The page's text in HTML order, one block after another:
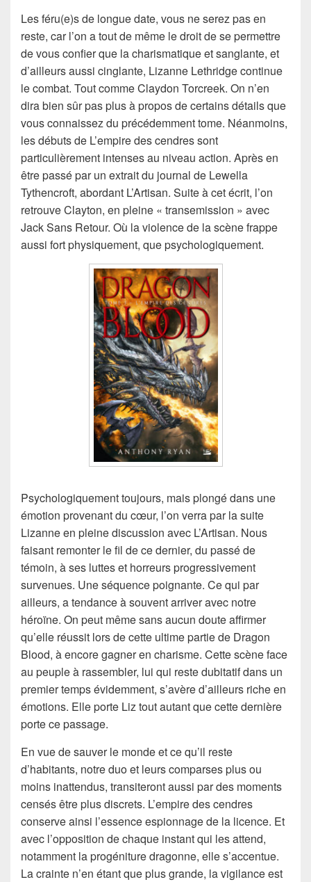
Les féru(e)s de longue date, vous ne serez pas en
reste, car l’on a tout de même le droit de se permettre
de vous confier que la charismatique et sanglante, et
d’ailleurs aussi cinglante, Lizanne Lethridge continue
le combat. Tout comme Claydon Torcreek. On n’en
dira bien sûr pas plus à propos de certains détails que
vous connaissez du précédemment tome. Néanmoins,
les débuts de L’empire des cendres sont
particulièrement intenses au niveau action. Après en
être passé par un extrait du journal de Lewella
Tythencroft, abordant L’Artisan. Suite à cet écrit, l’on
retrouve Clayton, en pleine « transemission » avec
Jack Sans Retour. Où la violence de la scène frappe
aussi fort physiquement, que psychologiquement.
Psychologiquement toujours, mais plongé dans une
émotion provenant du cœur, l’on verra par la suite
Lizanne en pleine discussion avec L’Artisan. Nous
faisant remonter le fil de ce dernier, du passé de
témoin, à ses luttes et horreurs progressivement
survenues. Une séquence poignante. Ce qui par
ailleurs, a tendance à souvent arriver avec notre
héroïne. On peut même sans aucun doute affirmer
qu’elle réussit lors de cette ultime partie de Dragon
Blood, à encore gagner en charisme. Cette scène face
au peuple à rassembler, lui qui reste dubitatif dans un
premier temps évidemment, s’avère d’ailleurs riche en
émotions. Elle porte Liz tout autant que cette dernière
porte ce passage.
En vue de sauver le monde et ce qu’il reste
d’habitants, notre duo et leurs comparses plus ou
moins inattendus, transiteront aussi par des moments
censés être plus discrets. L’empire des cendres
conserve ainsi l’essence espionnage de la licence. Et
avec l’opposition de chaque instant qui les attend,
notamment la progéniture dragonne, elle s’accentue.
La crainte n’en étant que plus grande, la vigilance est